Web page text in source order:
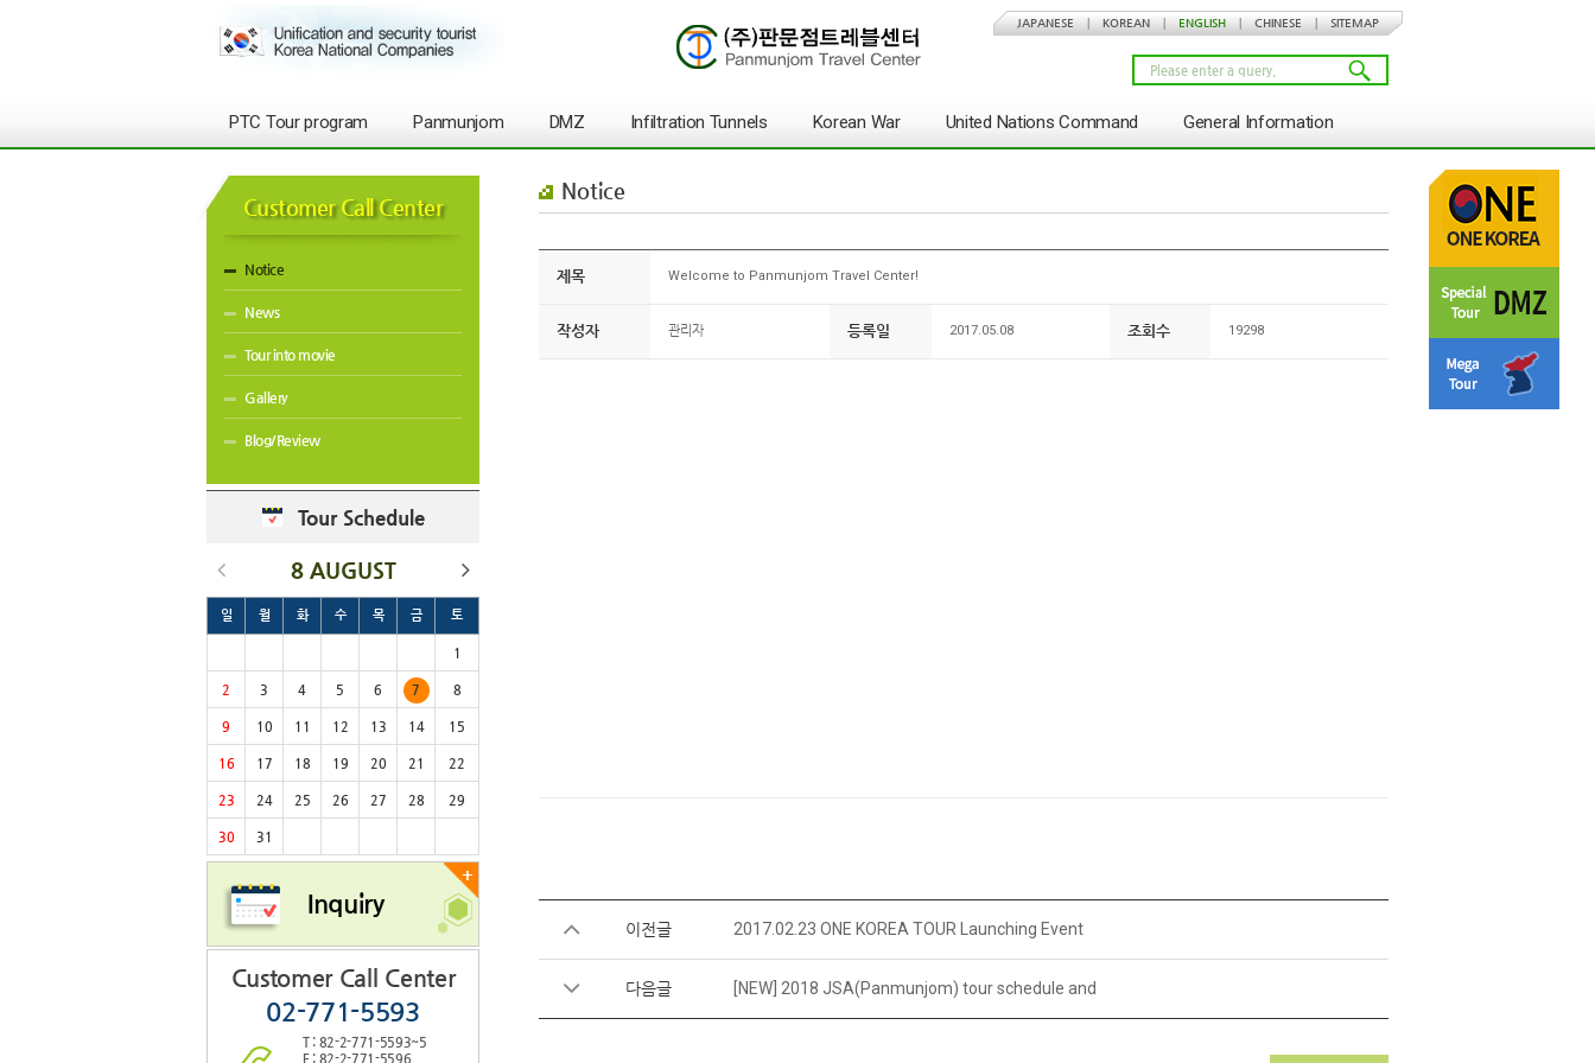
JAPANESE KOREAN ENGLISH CHINESE SITEMAP
PTC Tour program Panmunjom DMZ Infiltration Tunnels Korean War United Nations Command General Information
Customer Call Center
Notice
News
Tour into movie
Gallery
Blog/Review
Tour Schedule
8 AUGUST
일 월 화 수 목 금 토
1
2 3 4 5 6 7 8
9 10 11 12 13 14 15
16 17 18 19 20 21 22
23 24 25 26 27 28 29
30 31
+
Inquiry
Customer Call Center
02-771-5593
T : 82-2-771-5593~5
F : 82-2-771-5596
Notice
제목 Welcome to Panmunjom Travel Center!
작성자 관리자 등록일 2017.05.08 조회수 19298
이전글 2017.02.23 ONE KOREA TOUR Launching Event
다음글 [NEW] 2018 JSA(Panmunjom) tour schedule and